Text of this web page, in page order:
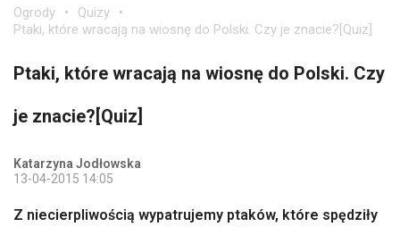
Ogrody
Quizy
Ptaki, które wracają na wiosnę do Polski. Czy je znacie?[Quiz]
Ptaki, które wracają na wiosnę do Polski. Czy
je znacie?[Quiz]
Katarzyna Jodłowska
13-04-2015 14:05
Z niecierpliwością wypatrujemy ptaków, które spędziły